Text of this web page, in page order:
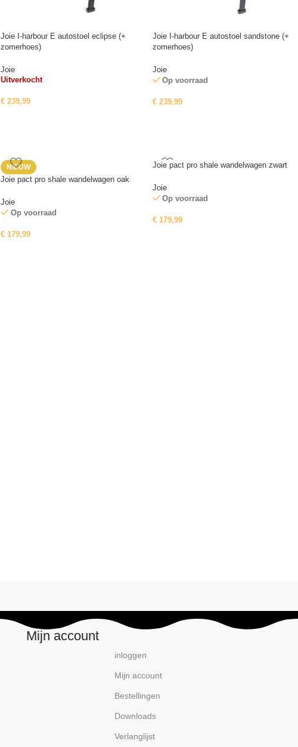
Joie I-harbour E autostoel eclipse (+
zomerhoes)
Joie
Uitverkocht
€ 239,99
Joie I-harbour E autostoel sandstone (+
zomerhoes)
Joie
Op voorraad
€239,99
NIEUW
Joie pact pro shale wandelwagen oak
Joie
Op voorraad
€ 179,99
Joie pact pro shale wandelwagen zwart
Joie
Op voorraad
€179,99
Mijn account
inloggen
Mijn account
Bestellingen
Downloads
Verlanglijst